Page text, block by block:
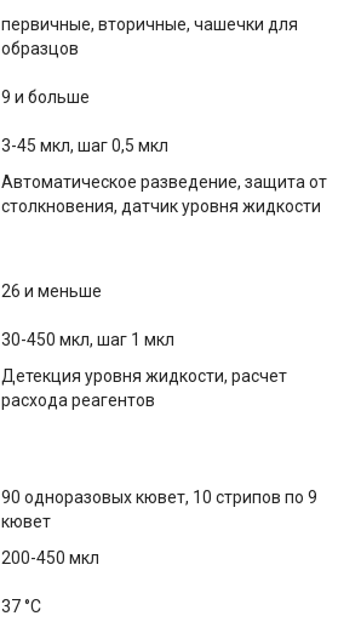
первичные, вторичные, чашечки для
образцов
9 и больше
3-45 мкл, шаг 0,5 мкл
Автоматическое разведение, защита от
столкновения, датчик уровня жидкости
26 и меньше
30-450 мкл, шаг 1 мкл
Детекция уровня жидкости, расчет
расхода реагентов
90 одноразовых кювет, 10 стрипов по 9
кювет
200-450 мкл
37 °С